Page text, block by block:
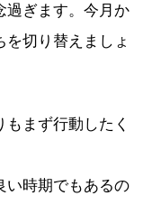
過ぎます。今月か
を切り替えましょ
まず行動したく
い時期でもあるの